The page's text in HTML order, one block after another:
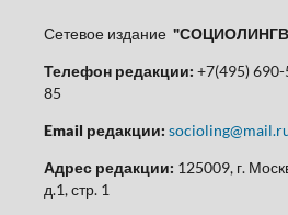
Сетевое издание
Телефон редакции: +7(495)
85
Email редакции:
Адрес редакции: 125009, г.
д.1, стр. 1